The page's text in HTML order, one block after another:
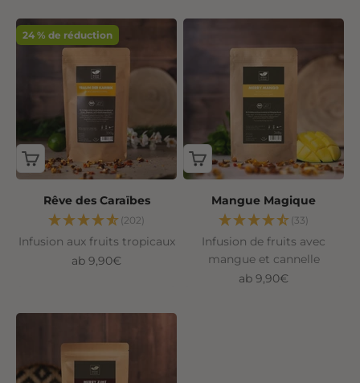
24 % de réduction
Rêve des Caraïbes
(202)
Infusion aux fruits tropicaux
Angebot
ab 9,90€
Mangue Magique
(33)
Infusion de fruits avec
mangue et cannelle
Angebot
ab 9,90€